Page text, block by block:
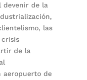
devenir de la
las
crisis
de la
aeropuerto de